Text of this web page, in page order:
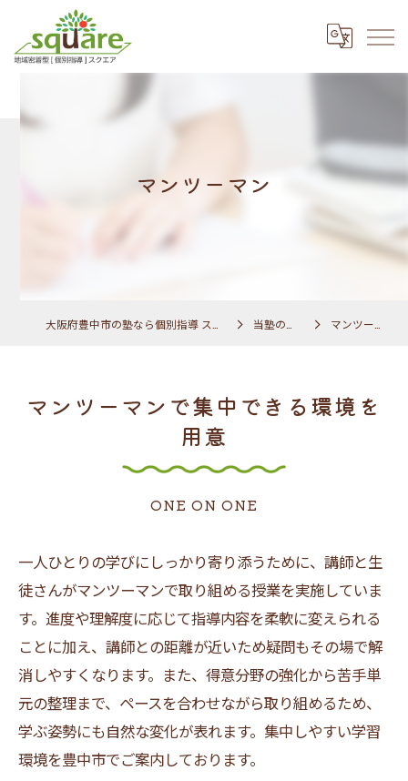
マンツーマン
当塾の特徴 マンツーマン
マンツーマンで集中できる環境を
用意
ONE ON ONE
一人ひとりの学びにしっかり寄り添うために、講師と生
徒さんがマンツーマンで取り組める授業を実施していま
す。進度や理解度に応じて指導内容を柔軟に変えられる
ことに加え、講師との距離が近いため疑問もその場で解
消しやすくなります。また、得意分野の強化から苦手単
元の整理まで、ペースを合わせながら取り組めるため、
学ぶ姿勢にも自然な変化が表れます。集中しやすい学習
環境を豊中市でご案内しております。